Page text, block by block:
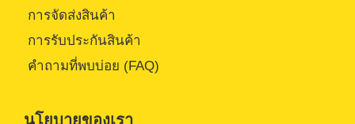
การจัดส่งสินค้า
การรับประกันสินค้า
คำถามที่พบบ่อย (FAQ)
นโยบายของเรา